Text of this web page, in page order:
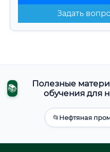
Задать
📚
Полезные
обучения для
📂Нефтяная